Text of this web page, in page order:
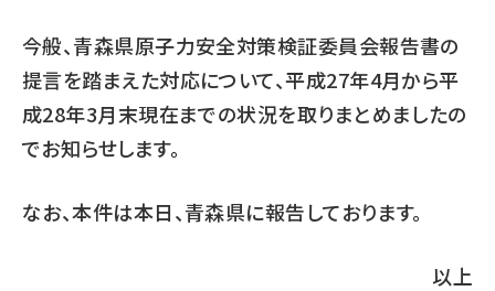
今般、青森県原子力安全対策検証委員会報告書の
提言を踏まえた対応について、平成27年4月から平
成28年3月末現在までの状況を取りまとめましたの
でお知らせします。
なお、本件は本日、青森県に報告しております。
以上